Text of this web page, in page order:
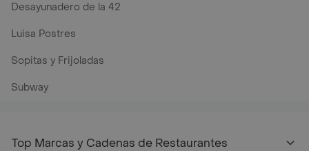
Desayunadero de la 42
Luisa Postres
Sopitas y Frijoladas
Subway
Top Marcas y Cadenas de Restaurantes